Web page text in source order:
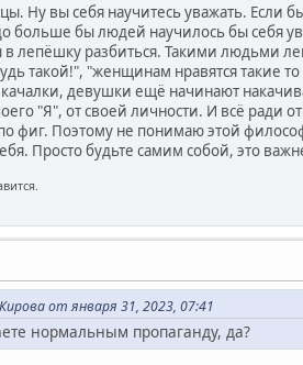
Ну вы себя научитесь уважать. Если
больше бы людей научилось бы себя
лепёшку разбиться. Такими людьми
такой!", "женщинам нравятся такие
девушки ещё начинают
"Я", от своей личности. И всё ради
фиг. Поэтому не понимаю этой
Просто будьте самим собой, это
от января 31, 2023, 07:41
нормальным пропаганду, да?